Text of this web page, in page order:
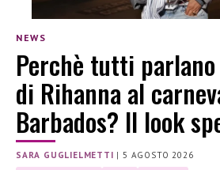
NEWS
Perchè tutti
di Rihanna al
Barbados? Il look
SARA GUGLIELMETTI |5 AGOSTO 2026